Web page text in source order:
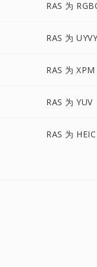
RAS 为
RAS 为
RAS 为 XPM
RAS 为 YUV
RAS 为 HEIC